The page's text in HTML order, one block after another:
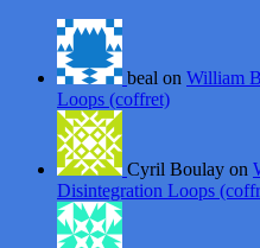
beal on William
Loops (coffret)
Cyril Boulay on
Disintegration Loops